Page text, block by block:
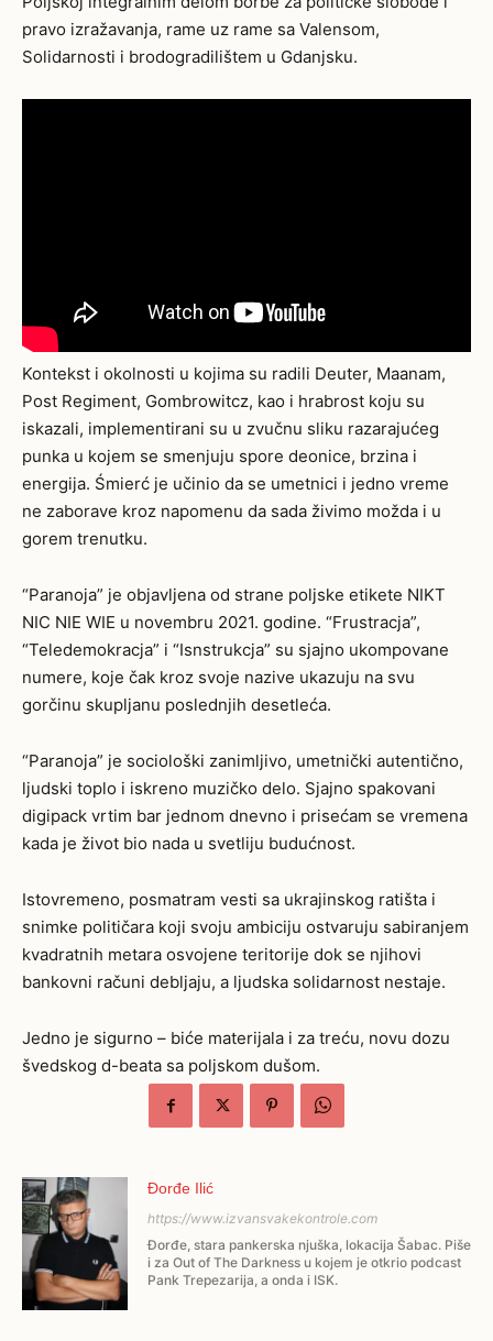
pravo izražavanja, rame uz rame sa Valensom,
Solidarnosti i brodogradilištem u Gdanjsku.
Kontekst i okolnosti u kojima su radili Deuter, Maanam,
Post Regiment, Gombrowitcz, kao i hrabrost koju su
iskazali, implementirani su u zvučnu sliku razarajućeg
punka u kojem se smenjuju spore deonice, brzina i
energija. Śmierć je učinio da se umetnici i jedno vreme
ne zaborave kroz napomenu da sada živimo možda i u
gorem trenutku.
“Paranoja” je objavljena od strane poljske etikete NIKT
NIC NIE WIE u novembru 2021. godine. “Frustracja”,
“Teledemokracja” i “Isnstrukcja” su sjajno ukompovane
numere, koje čak kroz svoje nazive ukazuju na svu
gorčinu skupljanu poslednjih desetleća.
“Paranoja” je sociološki zanimljivo, umetnički autentično,
ljudski toplo i iskreno muzičko delo. Sjajno spakovani
digipack vrtim bar jednom dnevno i prisećam se vremena
kada je život bio nada u svetliju budućnost.
Istovremeno, posmatram vesti sa ukrajinskog ratišta i
snimke političara koji svoju ambiciju ostvaruju sabiranjem
kvadratnih metara osvojene teritorije dok se njihovi
bankovni računi debljaju, a ljudska solidarnost nestaje.
Jedno je sigurno – biće materijala i za treću, novu dozu
švedskog d-beata sa poljskom dušom.
Đorđe Ilić
https://www.izvansvakekontrole.com
Đorđe, stara pankerska njuška, lokacija Šabac. Piše
i za Out of The Darkness u kojem je otkrio podcast
Pank Trepezarija, a onda i ISK.